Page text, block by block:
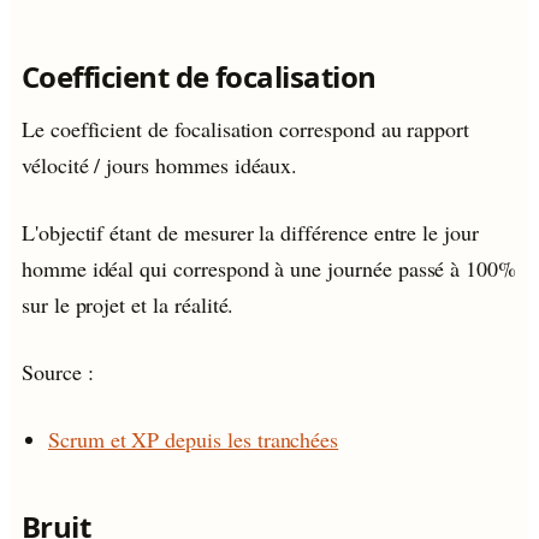
Coefficient de focalisation
Le coefficient de focalisation correspond au rapport
vélocité / jours hommes idéaux.
L'objectif étant de mesurer la différence entre le jour
homme idéal qui correspond à une journée passé à 100%
sur le projet et la réalité.
Source :
Scrum et XP depuis les tranchées
Bruit